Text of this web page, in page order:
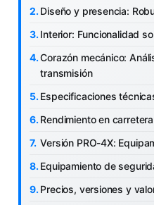
Diseño y presencia:
Interior: Funcionalidad
Corazón mecánico:
transmisión
Especificaciones
Rendimiento en
Versión PRO-4X:
Equipamiento de
Precios, versiones y